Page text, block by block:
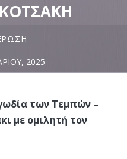
2025
των Τεμπών –
με ομιλητή τον